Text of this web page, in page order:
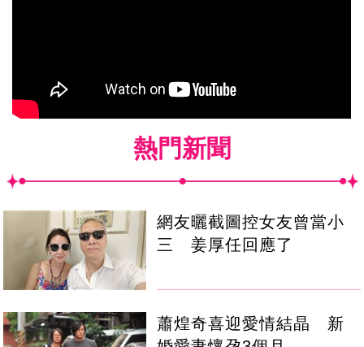
熱門新聞
網友曬截圖控女友曾當小
三 姜厚任回應了
蕭煌奇喜迎愛情結晶 新